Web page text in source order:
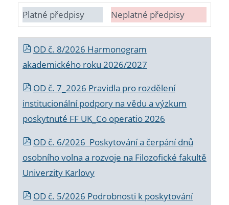
Platné předpisy Neplatné předpisy
OD č. 8/2026 Harmonogram
akademického roku 2026/2027
OD č. 7_2026 Pravidla pro rozdělení
institucionální podpory na vědu a výzkum
poskytnuté FF UK_Co operatio 2026
OD č. 6/2026 Poskytování a čerpání dnů
osobního volna a rozvoje na Filozofické fakultě
Univerzity Karlovy
OD č. 5/2026 Podrobnosti k poskytování